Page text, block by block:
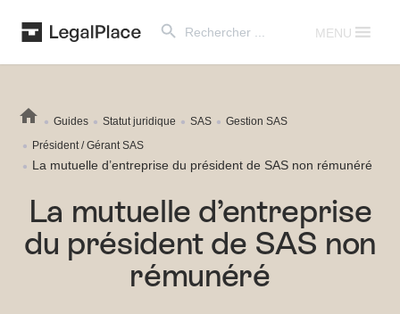
for:
MENU
Guides Statut juridique SAS
Gestion SAS
Président / Gérant SAS
La mutuelle d’entreprise du président de SAS non rémunéré
La mutuelle d’entreprise
du président de SAS non
rémunéré